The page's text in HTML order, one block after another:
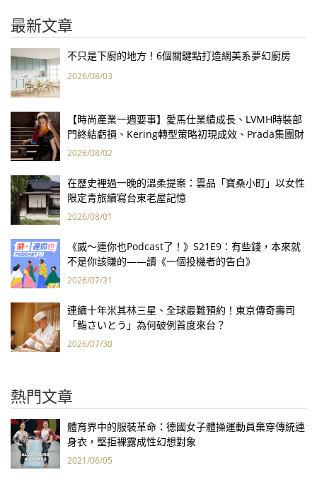
最新文章
不只是下廚的地方！6個關鍵點打造網美系夢幻廚房
2026/08/03
【時尚產業一週要事】愛馬仕業績成長、LVMH時裝部
門終結虧損、Kering轉型策略初現成效、Prada集團財
報亮眼
2026/08/02
在歷史裡過一晚的溫柔提案：雲品「寶桑小町」以女性
限定青旅續寫台東老屋記憶
2026/08/01
《威～連你也Podcast了！》S21E9：有些錢，本來就
不是你該賺的——讀《一個投機者的告白》
2026/07/31
連續十年米其林三星、全球最難預約！東京傳奇壽司
「鮨さいとう」為何破例首度來台？
2026/07/30
熱門文章
體育界中的服裝革命：德國女子體操運動員棄穿傳統連
身衣，堅拒裸露成性幻想對象
2021/06/05